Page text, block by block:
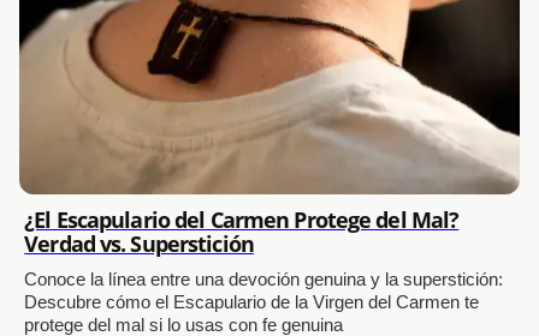
¿El Escapulario del Carmen Protege del Mal?
Verdad vs. Superstición
Conoce la línea entre una devoción genuina y la superstición:
Descubre cómo el Escapulario de la Virgen del Carmen te
protege del mal si lo usas con fe genuina